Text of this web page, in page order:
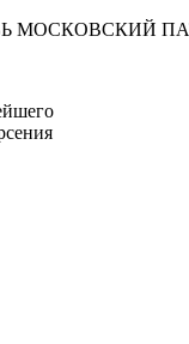
МОСКОВСКИЙ